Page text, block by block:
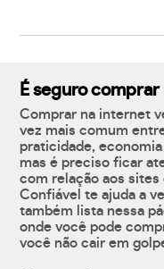
É seguro
Comprar na internet
vez mais comum
praticidade,
mas é preciso ficar
com relação aos
Confiável te ajuda a
também lista nessa
onde você pode
você não cair em